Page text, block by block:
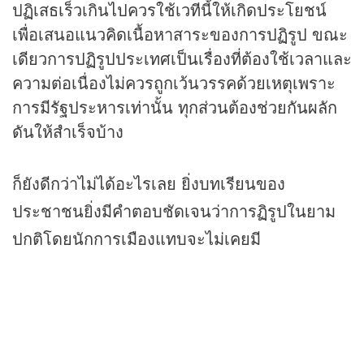
ปฏิเสธเร็วเกินไปควรใช้เวทีนี้ให้เกิดประโยชน์
เพื่อเสนอแนวคิดเนื้อหาสาระของการปฏิรูป ขณะ
เดียวการปฏิรูปประเทศเป็นเรื่องที่ต้องใช้เวลาและ
ความต่อเนื่องไม่ควรถูกเว้นวรรคด้วยเหตุเพราะ
การมีรัฐประหารเท่านั้น ทุกส่วนต้องช่วยกันผลัก
ดันให้สำเร็จบ้าง
ก็ยังดีกว่าไม่ได้อะไรเลย ยิ่งบทเรียนของ
ประชาชนยิ่งมีคำตอบชัดเจนว่าการฏิรูปในยาม
ปกติโดยนักการเมืองแทบจะไม่เคยมี